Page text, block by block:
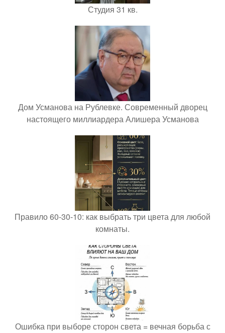
Студия 31 кв.
Дом Усманова на Рублевке. Современный дворец
настоящего миллиардера Алишера Усманова
Правило 60-30-10: как выбрать три цвета для любой
комнаты.
Ошибка при выборе сторон света = вечная борьба с